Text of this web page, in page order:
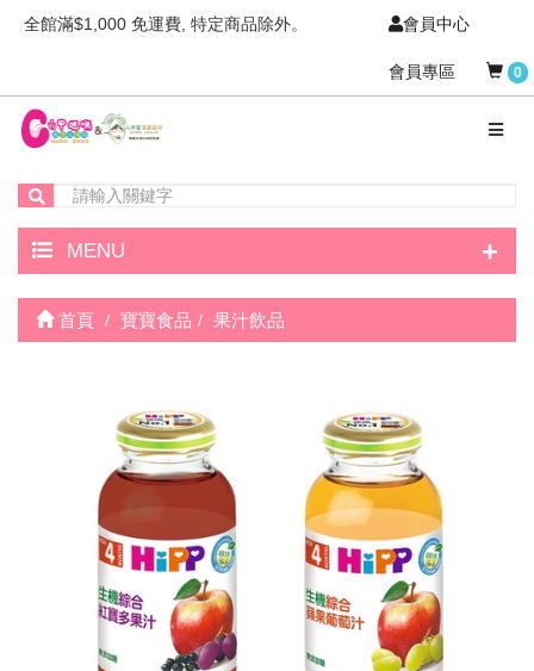
全館滿$1,000 免運費, 特定商品除外。 會員中心
會員專區 0
MENU +
首頁 寶寶食品 果汁飲品